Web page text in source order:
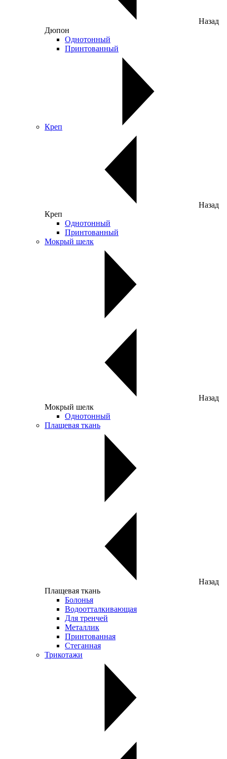
Назад
Дюпон
Однотонный
Принтованный
Креп
Назад
Креп
Однотонный
Принтованный
Мокрый шелк
Назад
Мокрый шелк
Однотонный
Плащевая ткань
Назад
Плащевая ткань
Болонья
Водоотталкивающая
Для тренчей
Металлик
Принтованная
Стеганная
Трикотажи